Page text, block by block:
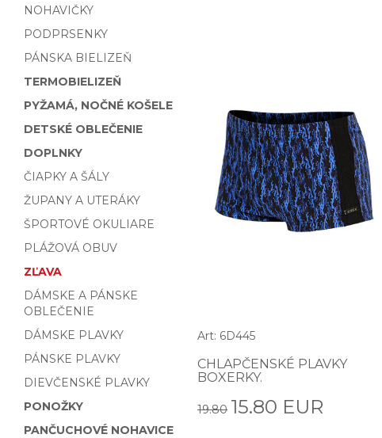
NOHAVIČKY
PODPRSENKY
PÁNSKA BIELIZEŇ
TERMOBIELIZEŇ
PYŽAMÁ, NOČNÉ KOŠELE
DETSKÉ OBLEČENIE
DOPLNKY
ČIAPKY A ŠÁLY
ŽUPANY A UTERÁKY
ŠPORTOVÉ OKULIARE
PLÁŽOVÁ OBUV
ZĽAVA
DÁMSKE A PÁNSKE
OBLEČENIE
DÁMSKE PLAVKY
PÁNSKE PLAVKY
DIEVČENSKÉ PLAVKY
PONOŽKY
PANČUCHOVÉ NOHAVICE
Art: 6D445
CHLAPČENSKÉ PLAVKY
BOXERKY.
19.80 15.80 EUR